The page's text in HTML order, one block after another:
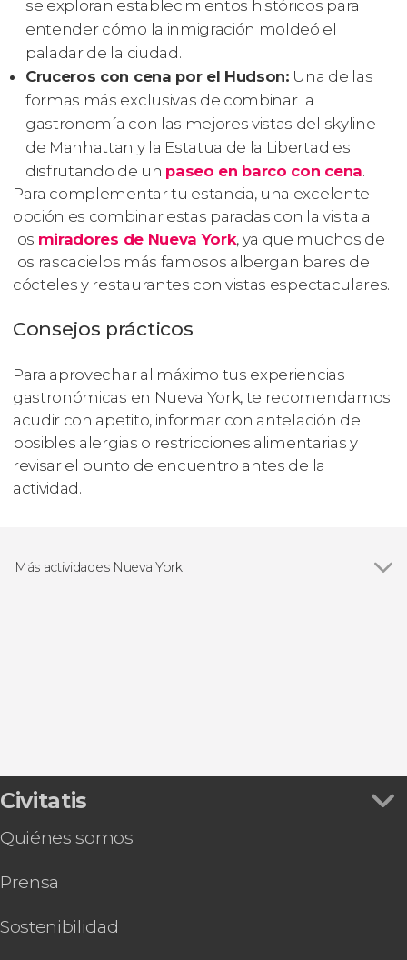
se exploran establecimientos históricos para
entender cómo la inmigración moldeó el
paladar de la ciudad.
Cruceros con cena por el Hudson: Una de las
formas más exclusivas de combinar la
gastronomía con las mejores vistas del skyline
de Manhattan y la Estatua de la Libertad es
disfrutando de un paseo en barco con cena.
Para complementar tu estancia, una excelente
opción es combinar estas paradas con la visita a
los miradores de Nueva York, ya que muchos de
los rascacielos más famosos albergan bares de
cócteles y restaurantes con vistas espectaculares.
Consejos prácticos
Para aprovechar al máximo tus experiencias
gastronómicas en Nueva York, te recomendamos
acudir con apetito, informar con antelación de
posibles alergias o restricciones alimentarias y
revisar el punto de encuentro antes de la
actividad.
Más actividades Nueva York
Autobuses turísticos en Nueva York
Excursiones de varios días desde Nueva York
Civitatis
Quiénes somos
Prensa
Sostenibilidad